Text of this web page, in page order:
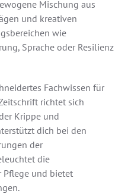
Mischung aus
und kreativen
wie
Sprache oder Resilienz
Fachwissen für
richtet sich
Krippe und
dich bei den
der
die
Pflege und bietet